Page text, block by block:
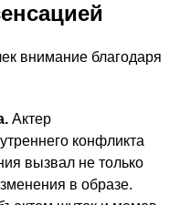
внимание благодаря
Актер
конфликта
вызвал не только
в образе.